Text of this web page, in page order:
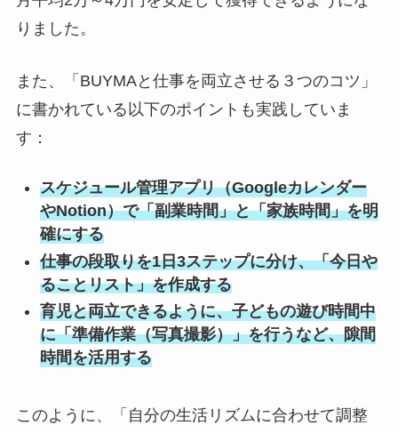
りました。
また、「BUYMAと仕事を両立させる３つのコツ」
に書かれている以下のポイントも実践していま
す：
スケジュール管理アプリ（Googleカレンダー
やNotion）で「副業時間」と「家族時間」を明
確にする
仕事の段取りを1日3ステップに分け、「今日や
ることリスト」を作成する
育児と両立できるように、子どもの遊び時間中
に「準備作業（写真撮影）」を行うなど、隙間
時間を活用する
このように、「自分の生活リズムに合わせて調整